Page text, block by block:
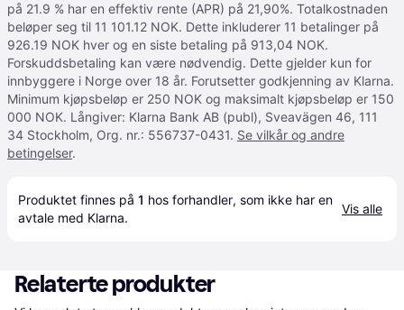
på 21.9 % har en effektiv rente (APR) på 21,90%. Totalkostnaden
beløper seg til 11 101.12 NOK. Dette inkluderer 11 betalinger på
926.19 NOK hver og en siste betaling på 913,04 NOK.
Forskuddsbetaling kan være nødvendig. Dette gjelder kun for
innbyggere i Norge over 18 år. Forutsetter godkjenning av Klarna.
Minimum kjøpsbeløp er 250 NOK og maksimalt kjøpsbeløp er 150
000 NOK. Långiver: Klarna Bank AB (publ), Sveavägen 46, 111
34 Stockholm, Org. nr.: 556737-0431. Se vilkår og andre
betingelser.
Produktet finnes på 1 hos forhandler, som ikke har en
avtale med Klarna.
Vis alle
Relaterte produkter